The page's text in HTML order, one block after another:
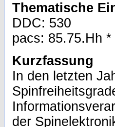
Thematische
DDC: 530
pacs: 85.75.Hh
Kurzfassung
In den letzten
der